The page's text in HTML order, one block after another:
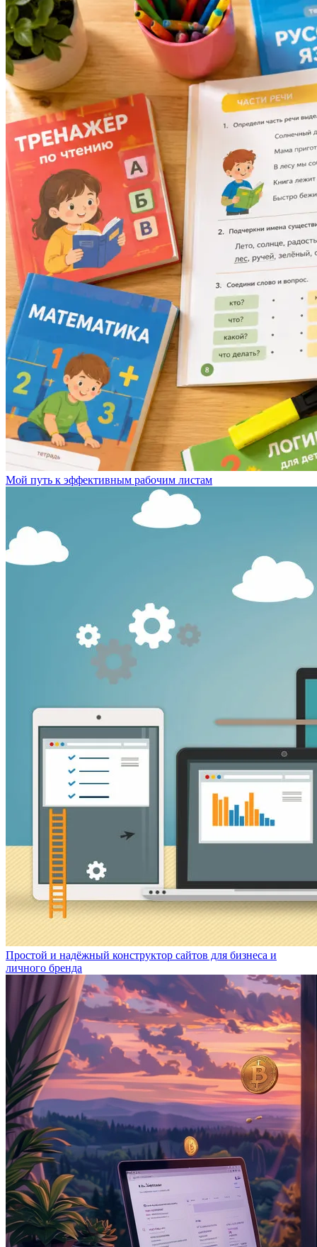
Мой путь к эффективным рабочим листам
Простой и надёжный конструктор сайтов для бизнеса и
личного бренда